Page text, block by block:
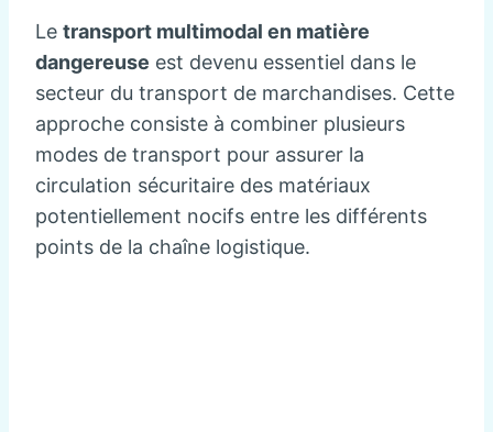
Le transport multimodal en matière
dangereuse est devenu essentiel dans le
secteur du transport de marchandises. Cette
approche consiste à combiner plusieurs
modes de transport pour assurer la
circulation sécuritaire des matériaux
potentiellement nocifs entre les différents
points de la chaîne logistique.